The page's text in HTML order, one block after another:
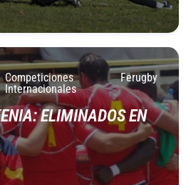
Competiciones
Internacionales
Ferugby
ELIMINADOS EN